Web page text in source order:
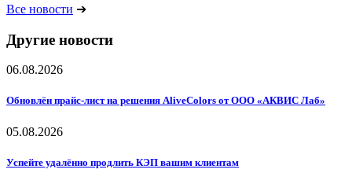
Все новости ➔
Другие новости
06.08.2026
Обновлён прайс-лист на решения AliveColors от ООО «АКВИС Лаб»
05.08.2026
Успейте удалённо продлить КЭП вашим клиентам